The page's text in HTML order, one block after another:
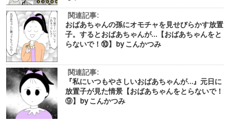
関連記事:
おばあちゃんの孫にオモチャを見せびらかす放置
子。するとおばあちゃんが…【おばあちゃんをと
らないで！⑩】by こんかつみ
関連記事:
『私にいつもやさしいおばあちゃんが…』元日に
放置子が見た情景【おばあちゃんをとらないで！
⑨】by こんかつみ